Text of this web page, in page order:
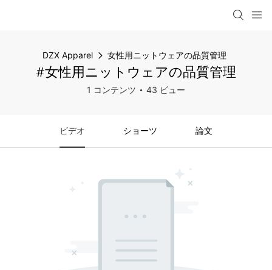
DZX Apparel 女性用ニットウェアの品質管理
#女性用ニットウェアの品質管理
1 コンテンツ 43 ビュー
ビデオ ショーツ 論文